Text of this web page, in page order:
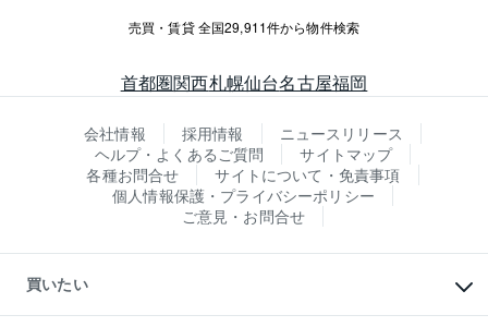
売買・賃貸 全国29,911件から物件検索
首都圏関西札幌仙台名古屋福岡
会社情報 採用情報
ニュースリリース
ヘルプ・よくあるご質問
サイトマップ
各種お問合せ
サイトについて・免責事項
個人情報保護・プライバシーポリシー
ご意見・お問合せ
買いたい